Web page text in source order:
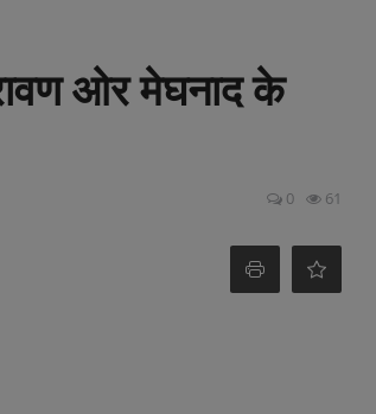
ओर मेघनाद के
0 61